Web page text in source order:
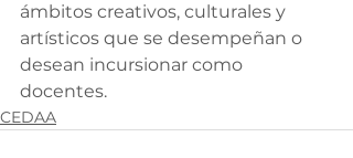
ámbitos creativos, culturales y
artísticos que se desempeñan o
desean incursionar como
docentes.
CEDAA